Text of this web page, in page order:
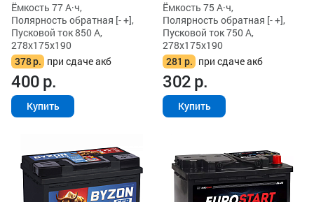
Ёмкость 77 А·ч,
Полярность обратная [- +],
Пусковой ток 850 А,
278x175x190
378р. при сдаче акб
400р.
Купить
Ёмкость 75 А·ч,
Полярность обратная [- +],
Пусковой ток 750 А,
278x175x190
281 р. при сдаче акб
302р.
Купить